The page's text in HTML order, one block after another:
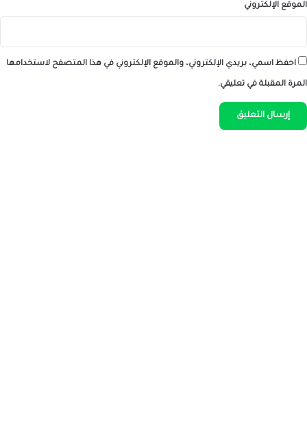
الموقع الإلكتروني
احفظ اسمي، بريدي الإلكتروني، والموقع الإلكتروني في هذا المتصفح لاستخدامها
المرة المقبلة في تعليقي.